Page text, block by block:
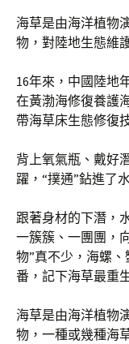
海草是由海洋植物
物，對陸地生態維
16年來，中國陸地
在黃渤海修復養護
帶海草床生態修復
背上氧氣瓶、戴好
躍，“撲通”鉆進了
跟著身材的下潛，
一簇簇、一團團，
物”真不少，海螺
番，記下海草最重
海草是由海洋植物
物，一種或幾種海